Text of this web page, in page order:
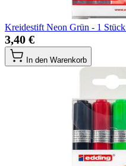
Kreidestift Neon Grün - 1
3,40 €
In den Warenkorb